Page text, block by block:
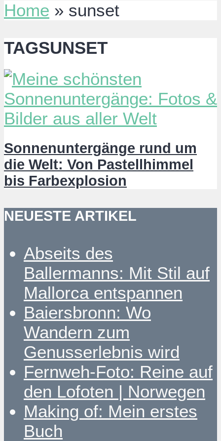
Home » sunset
TAGSUNSET
Sonnenuntergänge rund um
die Welt: Von Pastellhimmel
bis Farbexplosion
NEUESTE ARTIKEL
Abseits des
Ballermanns: Mit Stil auf
Mallorca entspannen
Baiersbronn: Wo
Wandern zum
Genusserlebnis wird
Fernweh-Foto: Reine auf
den Lofoten | Norwegen
Making of: Mein erstes
Buch